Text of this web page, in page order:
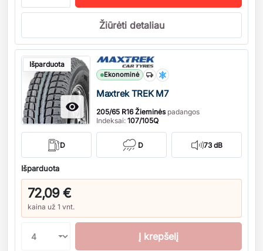
Žiūrėti detaliau
Išparduota

Ekonominė
Maxtrek TREK M7
205/65 R16 Žieminėspadangos
Indeksai: 107/105Q
D D 73 dB
Išparduota
72,09 €
kaina už 1 vnt.
Kiekis
Į krepšelį